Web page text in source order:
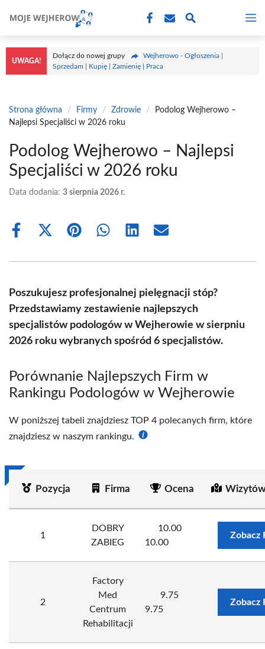
treści
UWAGA!
Dołącz do nowej grupy
Wejherowo - Ogłoszenia |
Sprzedam | Kupię | Zamienię | Praca
Strona główna / Firmy / Zdrowie /
Podolog Wejherowo –
Najlepsi Specjaliści w 2026 roku
Podolog Wejherowo – Najlepsi
Specjaliści w 2026 roku
Data dodania: 3 sierpnia 2026 r.
Share
Share
(Twitter)
Share Share Share Share
Poszukujesz profesjonalnej pielęgnacji stóp?
Przedstawiamy zestawienie najlepszych
specjalistów podologów w Wejherowie w sierpniu
2026 roku wybranych spośród 6 specjalistów.
Porównanie Najlepszych Firm w
Rankingu Podologów w Wejherowie
W poniższej tabeli znajdziesz TOP 4 polecanych firm, które
znajdziesz w naszym rankingu.
Pozycja Firma Ocena
1
DOBRY
ZABIEG
10.00
10.00
Zobacz
2
Factory
Med
Centrum
Rehabilitacji
9.75
9.75
Zobacz